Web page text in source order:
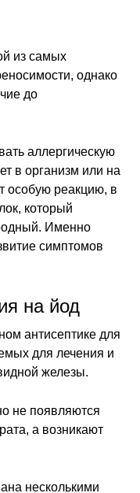
из самых
однако
до
аллергическую
в организм или на
особую реакцию, в
который
Именно
симптомов
на йод
антисептике для
для лечения и
железы.
не появляются
а возникают
несколькими